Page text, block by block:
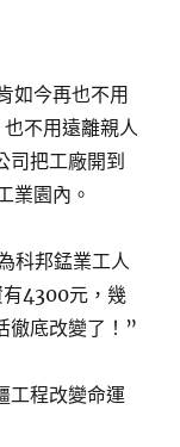
如今再也不用
不用遠離親人
司把工廠開到
園內。
科邦錳業工人
4300元，幾
徹底改變了！”
工程改變命運